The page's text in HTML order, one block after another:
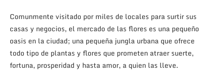
Comunmente visitado por miles de locales para surtir sus
casas y negocios, el mercado de las flores es una pequeño
oasis en la ciudad; una pequeña jungla urbana que ofrece
todo tipo de plantas y flores que prometen atraer suerte,
fortuna, prosperidad y hasta amor, a quien las lleve.